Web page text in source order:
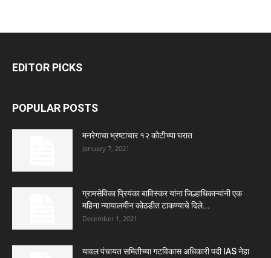
EDITOR PICKS
POPULAR POSTS
मनरेगाचा भ्रष्टाचार १२ कोटीच्या घरात
January 7, 2021
ग्रामसेविका प्रियंका बाविस्कर यांना जिल्हाधिकाऱ्यांनी एक
महिना न्यायालयीन कोठडीत टाकण्याचे दिले...
December 1, 2021
यावल पंचायत समितीच्या गटविकास अधिकारी पदी IAS नेहा